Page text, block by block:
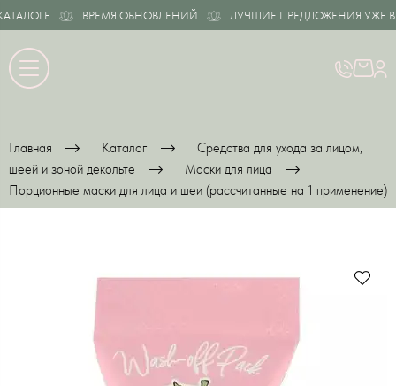
ВРЕМЯ ОБНОВЛЕНИЙ ЛУЧШИЕ ПРЕДЛОЖЕНИЯ УЖЕ В
Главная Каталог
Средства для ухода за лицом,
шеей и зоной декольте
Маски для лица
Порционные маски для лица и шеи (рассчитанные на 1 применение)